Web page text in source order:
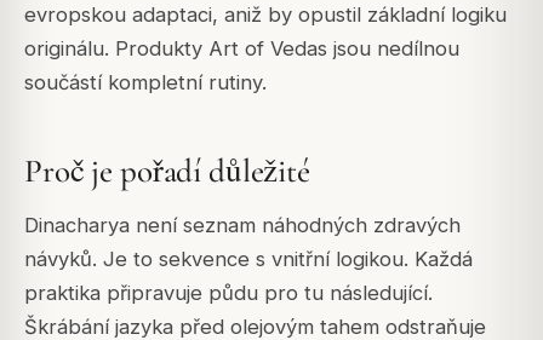
evropskou adaptaci, aniž by opustil základní logiku
originálu. Produkty Art of Vedas jsou nedílnou
součástí kompletní rutiny.
Proč je pořadí důležité
Dinacharya není seznam náhodných zdravých
návyků. Je to sekvence s vnitřní logikou. Každá
praktika připravuje půdu pro tu následující.
Škrábání jazyka před olejovým tahem odstraňuje